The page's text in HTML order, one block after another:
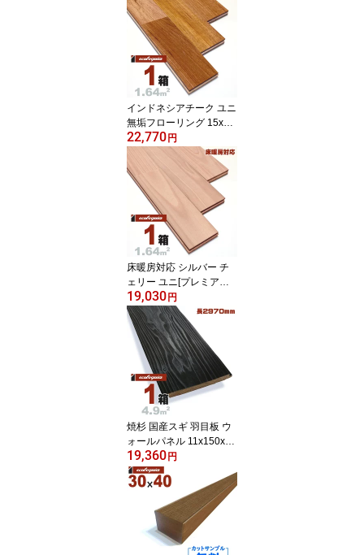
ル仕上げ） ナラ 楢 ブル
ックリンスタイル インダ
ストリアル 虎斑 ナチュ
ラル 無垢材 天然木 床材
無垢床 無垢床 フローリ
ング フロア DIY 板材
インドネシアチーク ユニ
無垢フローリング 15x90
x1820mm【プレミア
ム】無塗装 アジアンテイ
スト リゾート 無垢材 天
然木 床材 無垢床 無垢床
フローリング フロア DIY
22,770 円
床暖房対応 シルバー チ
ェリー ユニ[プレミアム]
無垢フローリング 15x90
x1820mm 無塗装 西南サ
クラ カバザクラ 樺桜 ch
erry 無垢材 床材 フロー
リング 無垢床 フロア 天
然木 ウッド
19,030 円
焼杉 国産スギ 羽目板 ウ
ォールパネル 11x150x29
70mm【普及品】水性塗
料（漆黒） 無垢材 天然
木 壁材 無垢壁 シーリン
グ DIY 板材
19,360 円